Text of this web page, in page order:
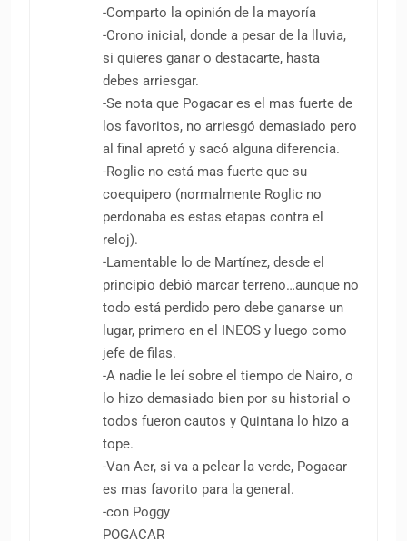
-Comparto la opinión de la mayoría
-Crono inicial, donde a pesar de la lluvia,
si quieres ganar o destacarte, hasta
debes arriesgar.
-Se nota que Pogacar es el mas fuerte de
los favoritos, no arriesgó demasiado pero
al final apretó y sacó alguna diferencia.
-Roglic no está mas fuerte que su
coequipero (normalmente Roglic no
perdonaba es estas etapas contra el
reloj).
-Lamentable lo de Martínez, desde el
principio debió marcar terreno…aunque no
todo está perdido pero debe ganarse un
lugar, primero en el INEOS y luego como
jefe de filas.
-A nadie le leí sobre el tiempo de Nairo, o
lo hizo demasiado bien por su historial o
todos fueron cautos y Quintana lo hizo a
tope.
-Van Aer, si va a pelear la verde, Pogacar
es mas favorito para la general.
-con Poggy
POGACAR